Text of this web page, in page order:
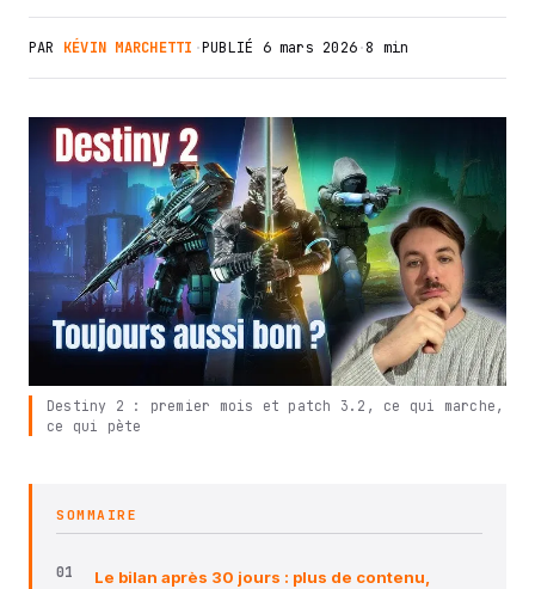
PAR KÉVIN MARCHETTI ·PUBLIÉ 6 mars 2026·8 min
Destiny 2 : premier mois et patch 3.2, ce qui marche,
ce qui pète
SOMMAIRE
Le bilan après 30 jours : plus de contenu,